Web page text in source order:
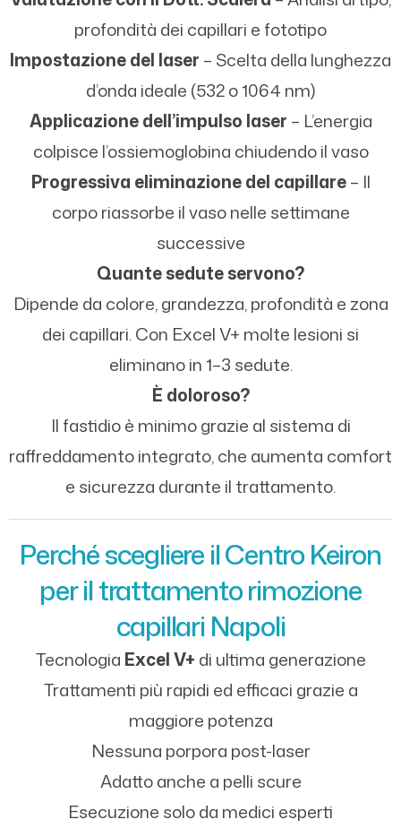
profondità dei capillari e fototipo
Impostazione del laser – Scelta della lunghezza
d’onda ideale (532 o 1064 nm)
Applicazione dell’impulso laser – L’energia
colpisce l’ossiemoglobina chiudendo il vaso
Progressiva eliminazione del capillare– Il
corpo riassorbe il vaso nelle settimane
successive
Quante sedute servono?
Dipende da colore, grandezza, profondità e zona
dei capillari. Con Excel V+ molte lesioni si
eliminano in 1–3 sedute.
È doloroso?
Il fastidio è minimo grazie al sistema di
raffreddamento integrato, che aumenta comfort
e sicurezza durante il trattamento.
Perché scegliere il Centro Keiron
per il trattamento rimozione
capillari Napoli
Tecnologia Excel V+ di ultima generazione
Trattamenti più rapidi ed efficaci grazie a
maggiore potenza
Nessuna porpora post-laser
Adatto anche a pelli scure
Esecuzione solo da medici esperti